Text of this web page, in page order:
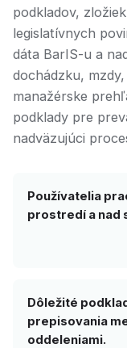
podkladov,
legislatívnych
dáta BarIS-u a
dochádzku,
manažérske
podklady pre
nadväzujúci
Používatelia
prostredí a nad
Dôležité
prepisovania
oddeleniami.